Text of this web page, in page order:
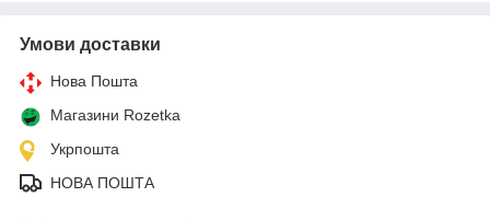
Умови доставки
Нова Пошта
Магазини Rozetka
Укрпошта
НОВА ПОШТА